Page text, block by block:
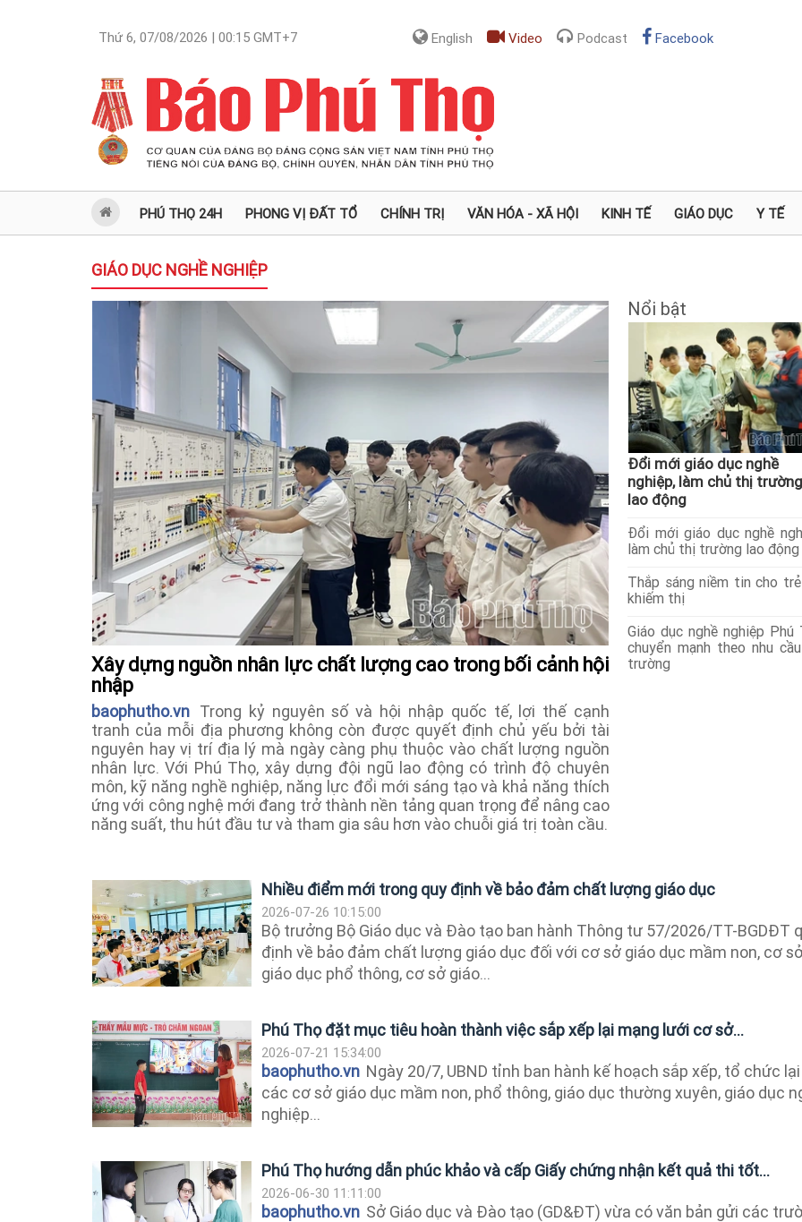
Thứ 6, 07/08/2026 | 00:15 GMT+7 English Video Podcast Facebook
PHÚ THỌ 24H PHONG VỊ ĐẤT TỔ CHÍNH TRỊ VĂN HÓA - XÃ HỘI KINH TẾ GIÁO DỤC Y TẾ
GIÁO DỤC NGHỀ NGHIỆP
Xây dựng nguồn nhân lực chất lượng cao trong bối cảnh hội
nhập
baophutho.vn Trong kỷ nguyên số và hội nhập quốc tế, lợi thế cạnh
tranh của mỗi địa phương không còn được quyết định chủ yếu bởi tài
nguyên hay vị trí địa lý mà ngày càng phụ thuộc vào chất lượng nguồn
nhân lực. Với Phú Thọ, xây dựng đội ngũ lao động có trình độ chuyên
môn, kỹ năng nghề nghiệp, năng lực đổi mới sáng tạo và khả năng thích
ứng với công nghệ mới đang trở thành nền tảng quan trọng để nâng cao
năng suất, thu hút đầu tư và tham gia sâu hơn vào chuỗi giá trị toàn cầu.
Nổi bật
Đổi mới giáo dục nghề
nghiệp, làm chủ thị trường
lao động
Đổi mới giáo dục nghề
làm chủ thị trường lao động
Thắp sáng niềm tin cho
khiếm thị
Giáo dục nghề nghiệp Phú
chuyển mạnh theo nhu
trường
Nhiều điểm mới trong quy định về bảo đảm chất lượng giáo dục
2026-07-26 10:15:00
Bộ trưởng Bộ Giáo dục và Đào tạo ban hành Thông tư 57/2026/TT-BGDĐT
định về bảo đảm chất lượng giáo dục đối với cơ sở giáo dục mầm non, cơ
giáo dục phổ thông, cơ sở giáo...
Phú Thọ đặt mục tiêu hoàn thành việc sắp xếp lại mạng lưới cơ sở...
2026-07-21 15:34:00
baophutho.vn Ngày 20/7, UBND tỉnh ban hành kế hoạch sắp xếp, tổ chức lại
các cơ sở giáo dục mầm non, phổ thông, giáo dục thường xuyên, giáo dục
nghiệp...
Phú Thọ hướng dẫn phúc khảo và cấp Giấy chứng nhận kết quả thi tốt...
2026-06-30 11:11:00
baophutho.vn Sở Giáo dục và Đào tạo (GD&ĐT) vừa có văn bản gửi các